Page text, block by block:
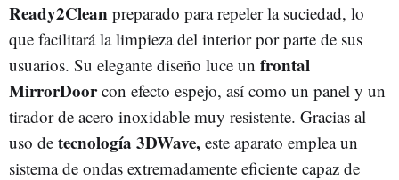
Ready2Clean preparado para repeler la suciedad, lo
que facilitará la limpieza del interior por parte de sus
usuarios. Su elegante diseño luce un frontal
MirrorDoorcon efecto espejo, así como un panel y un
tirador de acero inoxidable muy resistente. Gracias al
uso de tecnología 3DWave, este aparato emplea un
sistema de ondas extremadamente eficiente capaz de